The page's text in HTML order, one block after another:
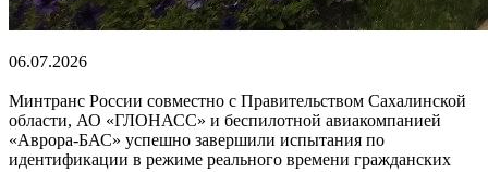
06.07.2026
Минтранс России совместно с Правительством Сахалинской
области, АО «ГЛОНАСС» и беспилотной авиакомпанией
«Аврора-БАС» успешно завершили испытания по
идентификации в режиме реального времени гражданских